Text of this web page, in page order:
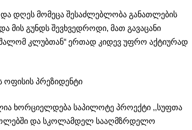
დღეს მომეცა შესაძლებლობა განათლების
მის გუნდს შევხვედროდი, მათ გავაცანი
კლუბთან“ ერთად კიდევ უფრო აქტიურად
პრეზიდენტი
ხორციელდება საპილოტე პროექტი ,,სუფთა
და სკოლამდელ სააღმზრდელო